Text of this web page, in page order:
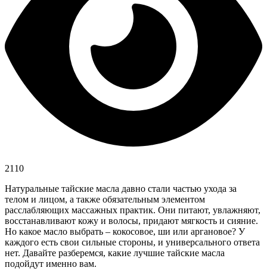
2110
Натуральные тайские масла давно стали частью ухода за
телом и лицом, а также обязательным элементом
расслабляющих массажных практик. Они питают, увлажняют,
восстанавливают кожу и волосы, придают мягкость и сияние.
Но какое масло выбрать – кокосовое, ши или аргановое? У
каждого есть свои сильные стороны, и универсального ответа
нет. Давайте разберемся, какие лучшие тайские масла
подойдут именно вам.